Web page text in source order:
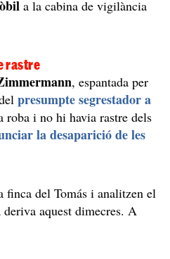
a la cabina de vigilància
rastre
, espantada per
presumpte segrestador a
roba i no hi havia rastre dels
la desaparició de les
del Tomás i analitzen el
aquest dimecres. A